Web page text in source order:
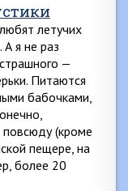
летучих
я не раз
—
Питаются
бабочками,
(кроме
пещере, на
более 20